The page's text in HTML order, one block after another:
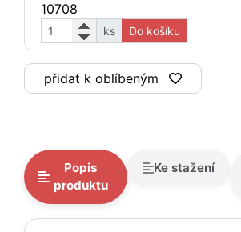
10708
ks Do košíku
přidat k oblíbeným
Popis
produktu
Ke stažení